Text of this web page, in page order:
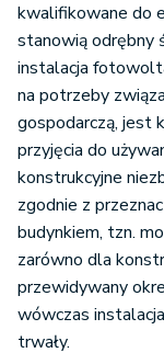
kwalifikowane do
stanowią odrębny
instalacja
na potrzeby
gospodarczą, jest
przyjęcia do
konstrukcyjne
zgodnie z
budynkiem, tzn.
zarówno dla
przewidywany
wówczas
trwały.